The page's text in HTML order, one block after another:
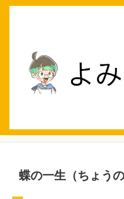
蝶の一生（ちょう